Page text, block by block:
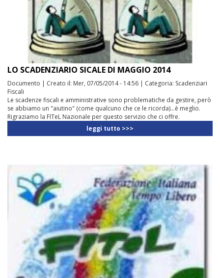
LO SCADENZIARIO SICALE DI MAGGIO 2014
Documento | Creato il: Mer, 07/05/2014 - 14:56 | Categoria: Scadenziari
Fiscali
Le scadenze fiscali e amministrative sono problematiche da gestire, però
se abbiamo un "aiutino" (come qualcuno che ce le ricorda)...è meglio.
Rigraziamo la FITeL Nazionale per questo servizio che ci offre.
leggi tutto >>>